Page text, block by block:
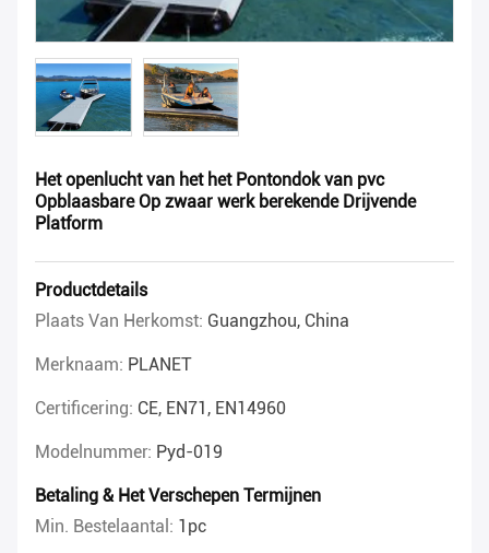
Het openlucht van het het Pontondok van pvc
Opblaasbare Op zwaar werk berekende Drijvende
Platform
Productdetails
Plaats Van Herkomst: Guangzhou, China
Merknaam: PLANET
Certificering: CE, EN71, EN14960
Modelnummer: Pyd-019
Betaling & Het Verschepen Termijnen
Min. Bestelaantal: 1pc